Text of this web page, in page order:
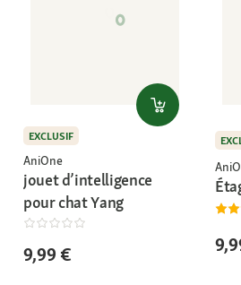
EXCLUSIF
AniOne
jouet d’intelligence
pour chat Yang
9,99 €